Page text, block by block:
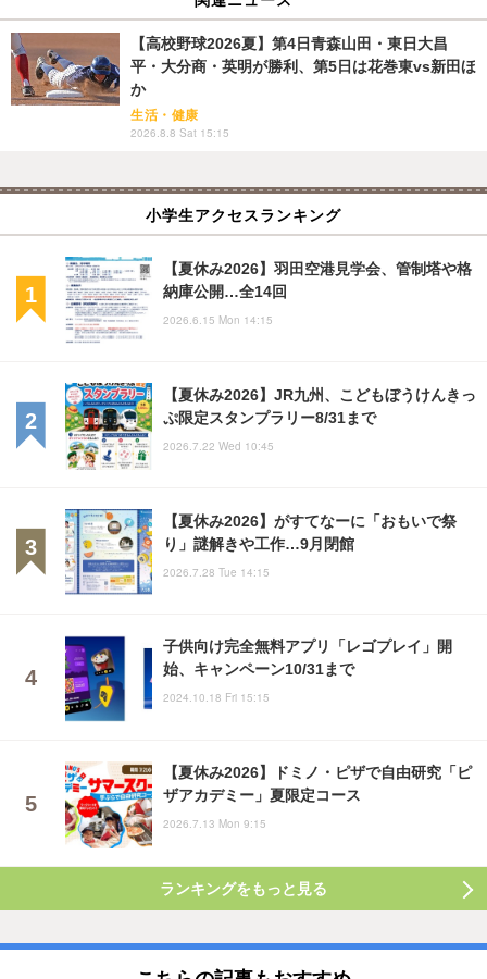
【高校野球2026夏】第4日青森山田・東日大昌
平・大分商・英明が勝利、第5日は花巻東vs新田ほ
か
生活・健康
2026.8.8 Sat 15:15
小学生アクセスランキング
【夏休み2026】羽田空港見学会、管制塔や格
納庫公開…全14回
2026.6.15 Mon 14:15
【夏休み2026】JR九州、こどもぼうけんきっ
ぷ限定スタンプラリー8/31まで
2026.7.22 Wed 10:45
【夏休み2026】がすてなーに「おもいで祭
り」謎解きや工作…9月閉館
2026.7.28 Tue 14:15
子供向け完全無料アプリ「レゴプレイ」開
始、キャンペーン10/31まで
2024.10.18 Fri 15:15
【夏休み2026】ドミノ・ピザで自由研究「ピ
ザアカデミー」夏限定コース
2026.7.13 Mon 9:15
ランキングをもっと見る